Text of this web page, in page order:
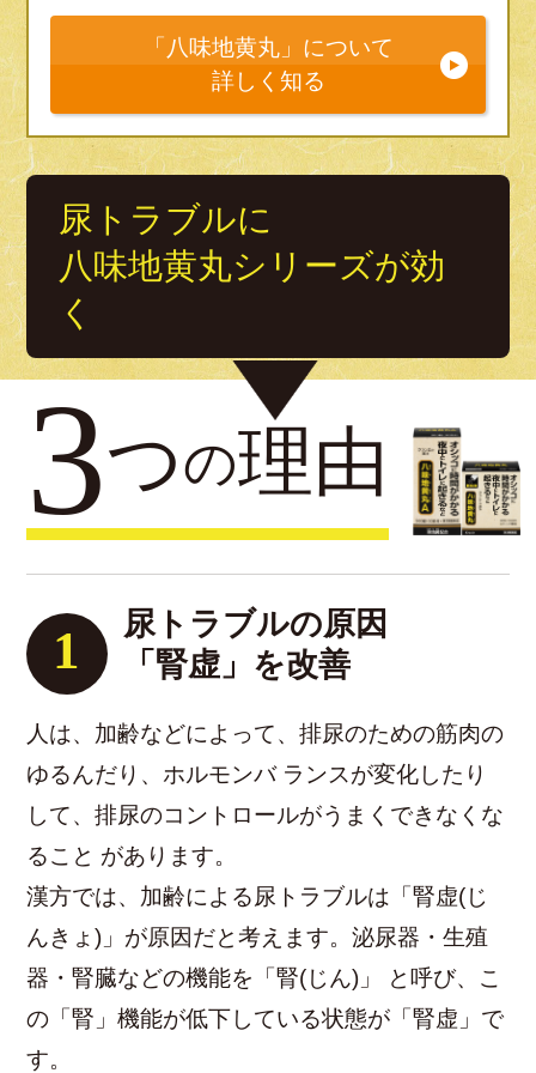
「八味地黄丸」について
詳しく知る
尿トラブルに
八味地黄丸シリーズが効
く
3つの理由
1
尿トラブルの原因
「腎虚」を改善
人は、加齢などによって、排尿のための筋肉の
ゆるんだり、ホルモンバ ランスが変化したり
して、排尿のコントロールがうまくできなくな
ること があります。
漢方では、加齢による尿トラブルは「腎虚(じ
んきょ)」が原因だと考えます。泌尿器・生殖
器・腎臓などの機能を「腎(じん)」 と呼び、こ
の「腎」機能が低下している状態が「腎虚」で
す。